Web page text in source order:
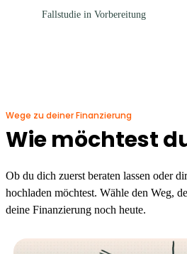
Fallstudie in Vorbereitung
Wege zu deiner Finanzierung
Wie möchtest
Ob du dich zuerst beraten lassen oder
hochladen möchtest. Wähle den Weg,
deine Finanzierung noch heute.